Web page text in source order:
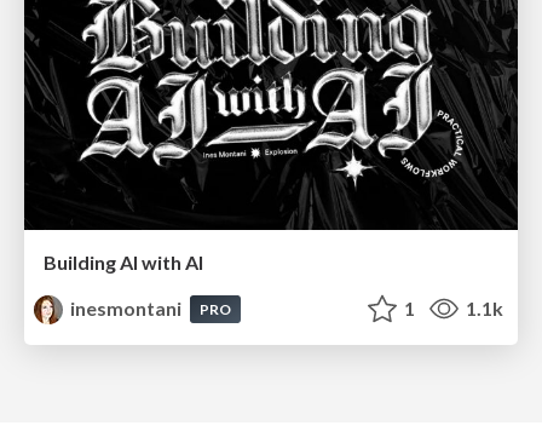
Building AI with AI
inesmontani
PRO 1 1.1k